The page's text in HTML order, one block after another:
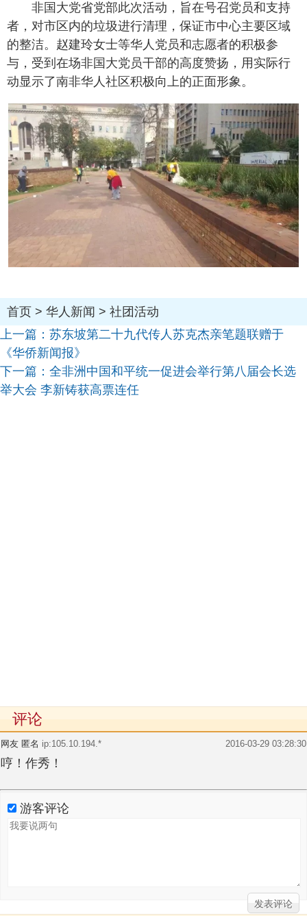
非国大党省党部此次活动，旨在号召党员和支持
者，对市区内的垃圾进行清理，保证市中心主要区域
的整洁。赵建玲女士等华人党员和志愿者的积极参
与，受到在场非国大党员干部的高度赞扬，用实际行
动显示了南非华人社区积极向上的正面形象。
首页 > 华人新闻 > 社团活动
上一篇： 苏东坡第二十九代传人苏克杰亲笔题联赠于
《华侨新闻报》
下一篇： 全非洲中国和平统一促进会举行第八届会长选
举大会 李新铸获高票连任
评论
网友 匿名 ip:105.10.194.* 2016-03-29 03:28:30
哼！作秀！
游客评论